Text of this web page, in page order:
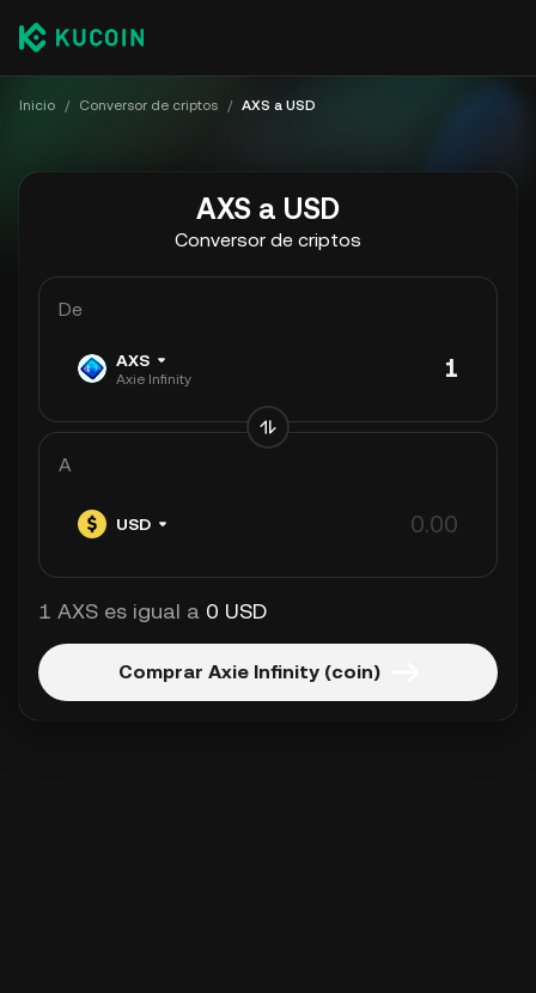
Inicio / Conversor de criptos / AXS a USD
AXS a USD
Conversor de criptos
De
AXS
Axie Infinity
A
USD
1 AXS es igual a 0 USD
Comprar Axie Infinity (coin)